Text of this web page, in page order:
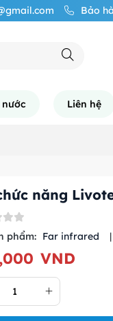
Bảo
Liên hệ
năng
phẩm: Far infrared |
VND